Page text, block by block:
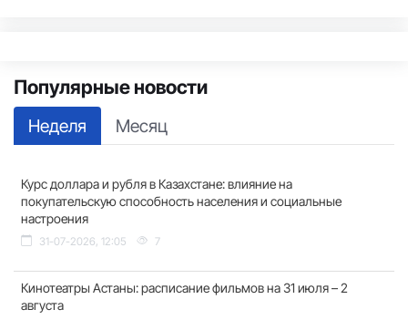
Популярные новости
Неделя Месяц
Курс доллара и рубля в Казахстане: влияние на
покупательскую способность населения и социальные
настроения
31-07-2026, 12:05 7
Кинотеатры Астаны: расписание фильмов на 31 июля – 2
августа